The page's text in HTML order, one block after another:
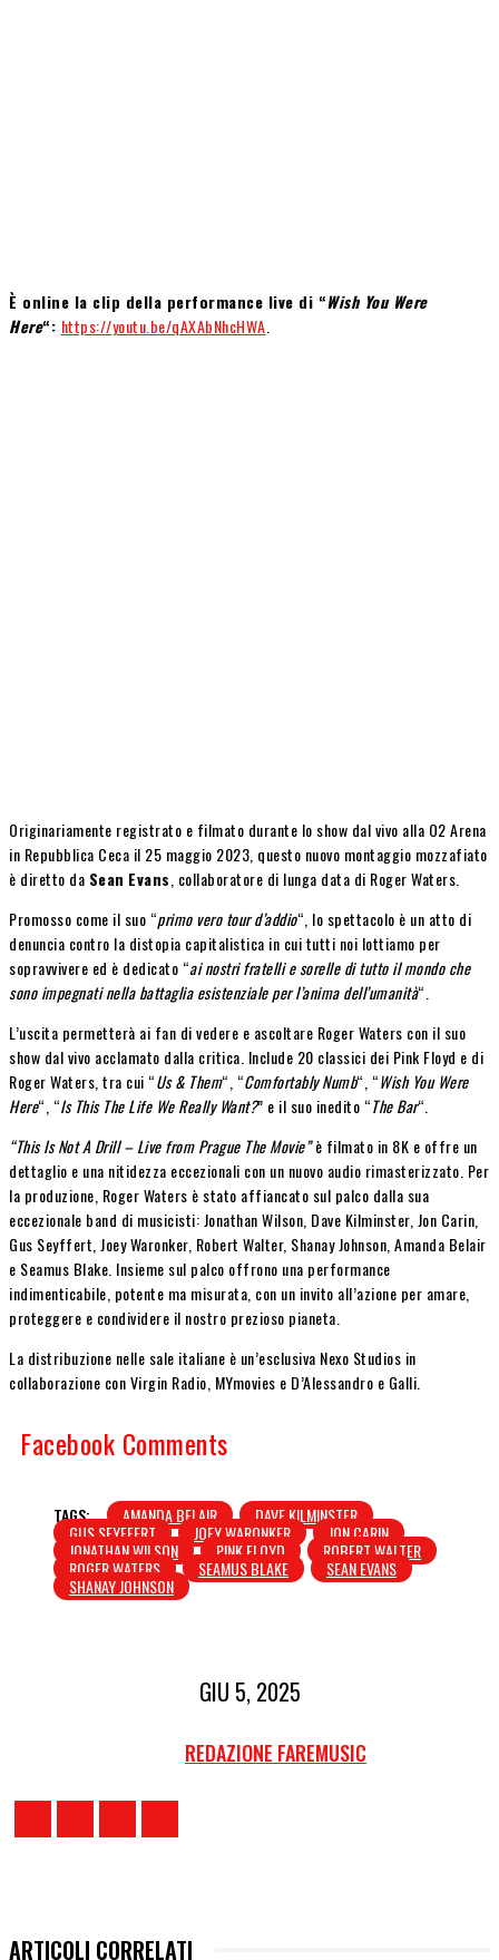
È online la clip della performance live di “Wish You Were
Here“: https://youtu.be/qAXAbNhcHWA
Originariamente registrato e filmato durante lo show dal vivo alla O2 Arena
in Repubblica Ceca il 25 maggio 2023, questo nuovo montaggio mozzafiato
è diretto da Sean Evans , collaboratore di lunga data di Roger Waters.
Promosso come il suo “primo vero tour d’addio“, lo spettacolo è un atto di
denuncia contro la distopia capitalistica in cui tutti noi lottiamo per
sopravvivere ed è dedicato “ai nostri fratelli e sorelle di tutto il mondo che
sono impegnati nella battaglia esistenziale per l’anima dell’umanità“.
L’uscita permetterà ai fan di vedere e ascoltare Roger Waters con il suo
show dal vivo acclamato dalla critica. Include 20 classici dei Pink Floyd e di
Roger Waters, tra cui “Us & Them“, “Comfortably Numb“, “Wish You Were
Here“, “Is This The Life We Really Want?” e il suo inedito “The Bar“.
“This Is Not A Drill – Live from Prague The Movie”è filmato in 8K e offre un
dettaglio e una nitidezza eccezionali con un nuovo audio rimasterizzato. Per
la produzione, Roger Waters è stato affiancato sul palco dalla sua
eccezionale band di musicisti: Jonathan Wilson, Dave Kilminster, Jon Carin,
Gus Seyffert, Joey Waronker, Robert Walter, Shanay Johnson, Amanda Belair
e Seamus Blake. Insieme sul palco offrono una performance
indimenticabile, potente ma misurata, con un invito all’azione per amare,
proteggere e condividere il nostro prezioso pianeta.
La distribuzione nelle sale italiane è un’esclusiva Nexo Studios in
collaborazione con Virgin Radio, MYmovies e D’Alessandro e Galli.
Facebook Comments
TAGS: AMANDA BELAIR DAVE KILMINSTER
GUS SEYFFERT JOEY WARONKER JON CARIN
JONATHAN WILSON PINK FLOYD ROBERT WALTER
ROGER WATERS SEAMUS BLAKE SEAN EVANS
SHANAY JOHNSON
GIU 5, 2025
REDAZIONE FAREMUSIC
ARTICOLI CORRELATI